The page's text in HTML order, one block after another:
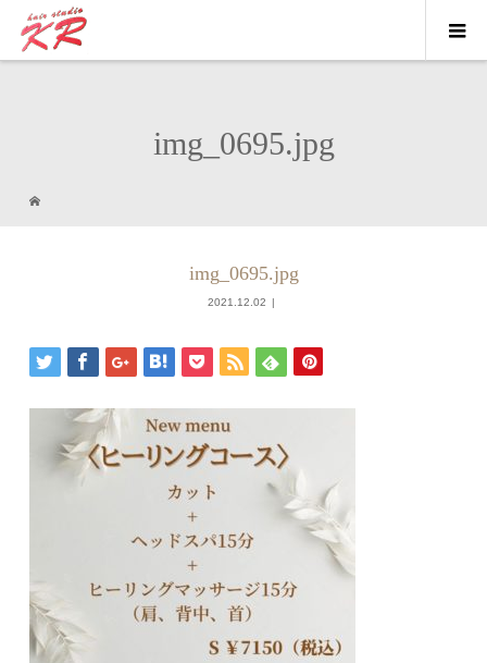
img_0695.jpg
img_0695.jpg
2021.12.02